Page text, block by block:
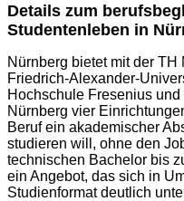
Details zum
Studentenleben in
Nürnberg bietet mit der
Friedrich-Alexander-
Hochschule Fresenius
Nürnberg vier
Beruf ein akademischer
studieren will, ohne den
technischen Bachelor bis
ein Angebot, das sich in
Studienformat deutlich